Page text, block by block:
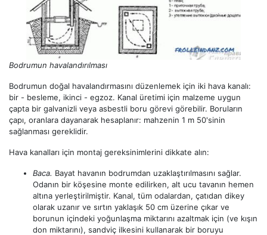
Bodrumun havalandırılması
Bodrumun doğal havalandırmasını düzenlemek için iki hava kanalı:
bir - besleme, ikinci - egzoz. Kanal üretimi için malzeme uygun
çapta bir galvanizli veya asbestli boru görevi görebilir. Boruların
çapı, oranlara dayanarak hesaplanır: mahzenin 1 m 50'sinin
sağlanması gereklidir.
Hava kanalları için montaj gereksinimlerini dikkate alın:
Baca. Bayat havanın bodrumdan uzaklaştırılmasını sağlar.
Odanın bir köşesine monte edilirken, alt ucu tavanın hemen
altına yerleştirilmiştir. Kanal, tüm odalardan, çatıdan dikey
olarak uzanır ve sırtın yaklaşık 50 cm üzerine çıkar ve
borunun içindeki yoğunlaşma miktarını azaltmak için (ve kışın
don miktarını), sandviç ilkesini kullanarak bir boruyu